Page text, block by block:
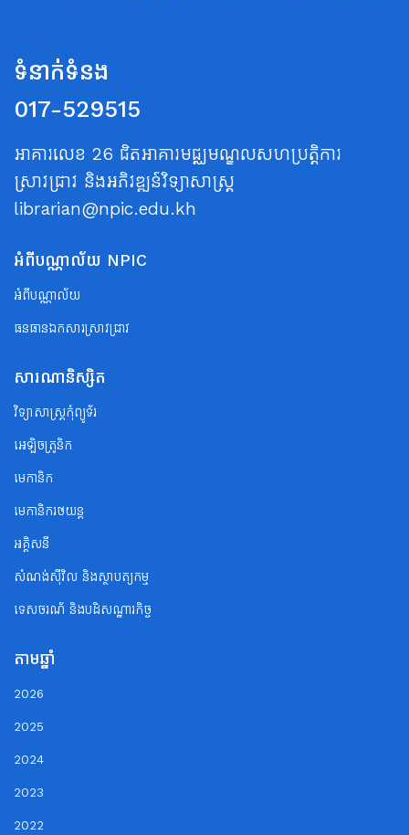
ទំនាក់ទំនង
017-529515
អាគារលេខ 26 ជិតអាគារមជ្ឈមណ្ឌលសហប្រត្តិការ
ស្រាវជ្រាវ និងអភិវឌ្ឍន៍វិទ្យាសាស្ត្រ
librarian@npic.edu.kh
អំពីបណ្ណាល័យ NPIC
អំពីបណ្ណាល័យ
ធនធានឯកសារស្រាវជ្រាវ
សារណានិស្សិត
វិទ្យាសាស្ត្រកុំព្យូទ័រ
អេឡិចត្រូនិក
មេកានិក
មេកានិករថយន្ត
អគ្គិសនី
សំណង់ស៊ីវិល និងស្ថាបត្យកម្ម
ទេសចរណ័ និងបដិសណ្ឋារកិច្ច
តាមឆ្នាំ
2026
2025
2024
2023
2022